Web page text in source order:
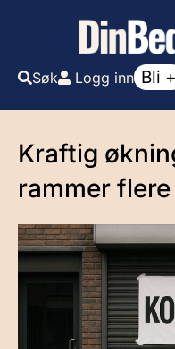
Søk Logg inn Bli +
Kraftig
rammer